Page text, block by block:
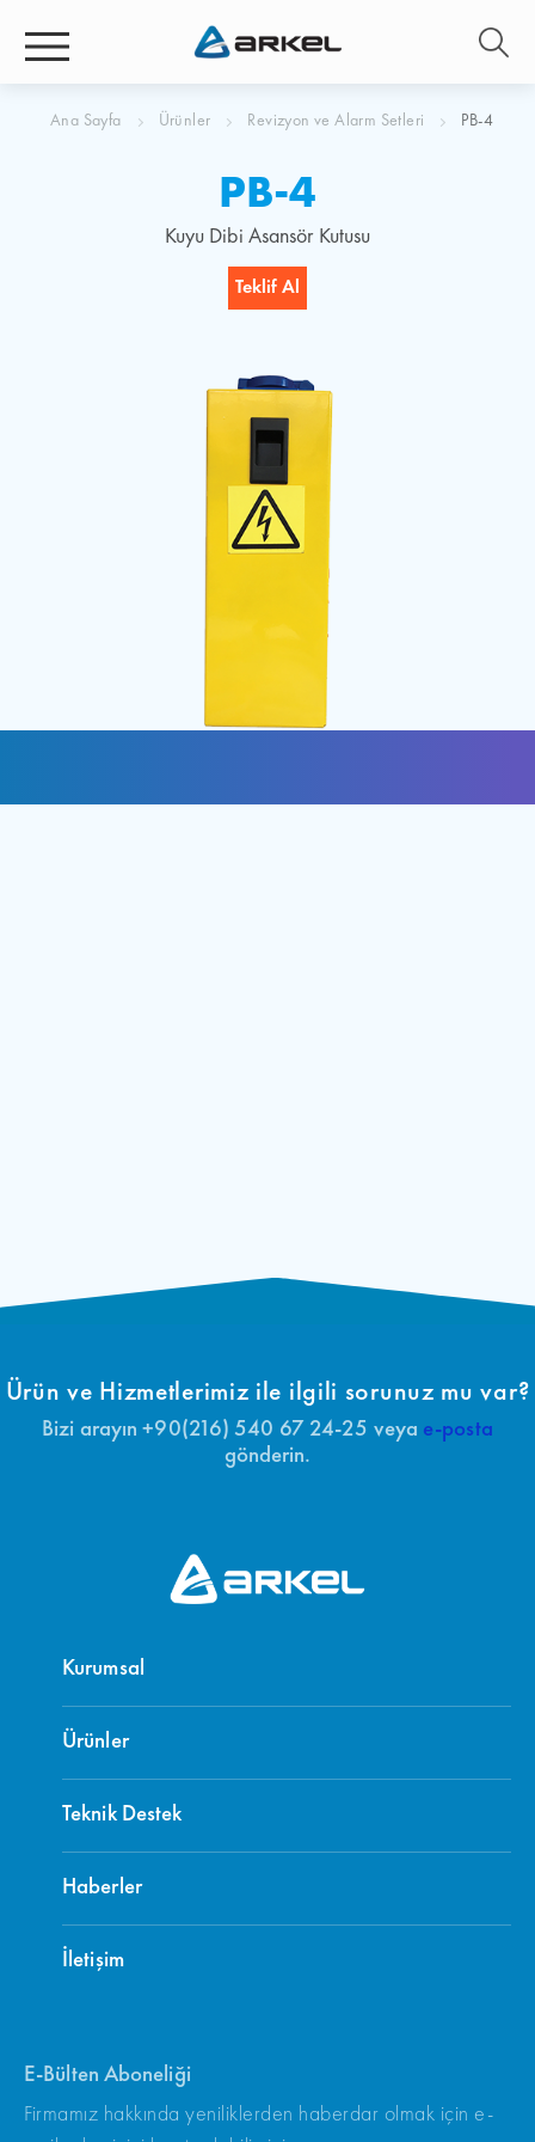
Ana Sayfa Ürünler Revizyon ve Alarm Setleri PB-4
PB-4
Kuyu Dibi Asansör Kutusu
Ürün ve Hizmetlerimiz ile ilgili sorunuz mu var?
Bizi arayın +90(216) 540 67 24-25 veya e-posta
gönderin.
Kurumsal
Ürünler
Teknik Destek
Haberler
İletişim
E-Bülten Aboneliği
Firmamız hakkında yeniliklerden haberdar olmak için e-